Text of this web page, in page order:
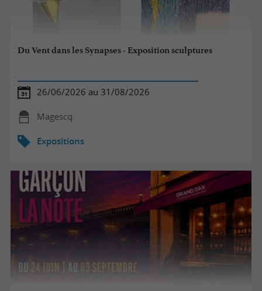
Du Vent dans les Synapses - Exposition sculptures
26/06/2026 au 31/08/2026
Magescq
Expositions